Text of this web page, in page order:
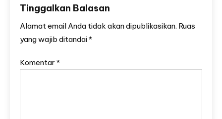
Tinggalkan Balasan
Alamat email Anda tidak akan dipublikasikan. Ruas
yang wajib ditandai*
Komentar *